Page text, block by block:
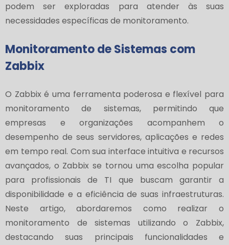
podem ser exploradas para atender às suas
necessidades específicas de monitoramento.
Monitoramento de Sistemas com
Zabbix
O Zabbix é uma ferramenta poderosa e flexível para
monitoramento de sistemas, permitindo que
empresas e organizações acompanhem o
desempenho de seus servidores, aplicações e redes
em tempo real. Com sua interface intuitiva e recursos
avançados, o Zabbix se tornou uma escolha popular
para profissionais de TI que buscam garantir a
disponibilidade e a eficiência de suas infraestruturas.
Neste artigo, abordaremos como realizar o
monitoramento de sistemas utilizando o Zabbix,
destacando suas principais funcionalidades e